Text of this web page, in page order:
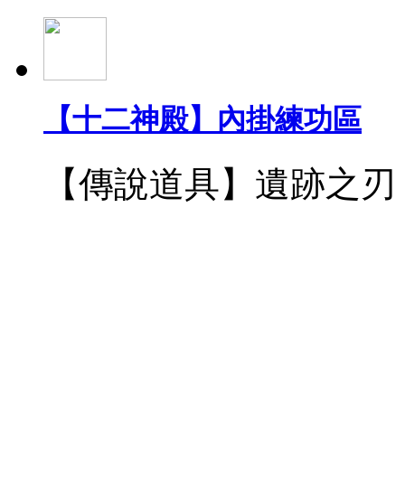
【十二神殿】內掛練功區
【傳說道具】遺跡之